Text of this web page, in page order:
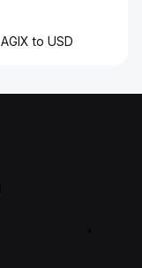
AGIX to USD